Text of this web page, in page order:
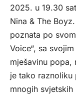
2025. u 19.30
Nina & The
poznata po
Voice“, sa
mješavinu popa,
je tako raznoliku
mnogih